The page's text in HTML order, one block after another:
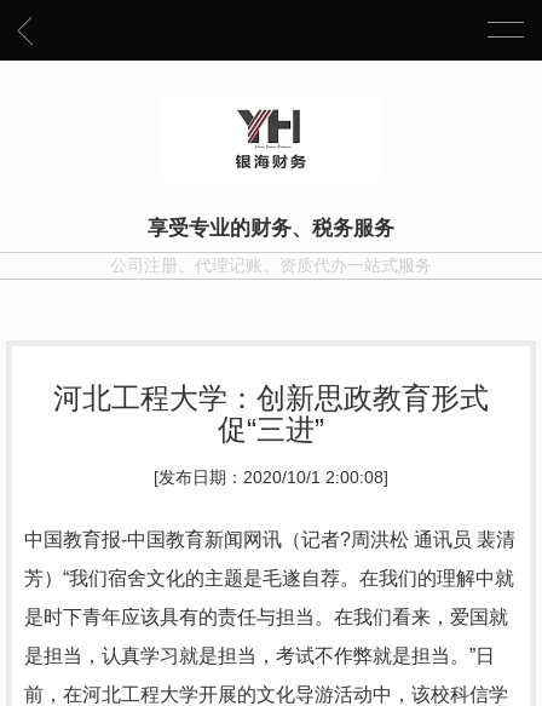
享受专业的财务、税务服务
公司注册、代理记账、资质代办一站式服务
河北工程大学：创新思政教育形式
促“三进”
[发布日期：2020/10/1 2:00:08]
中国教育报-中国教育新闻网讯（记者?周洪松 通讯员 裴清
芳）“我们宿舍文化的主题是毛遂自荐。在我们的理解中就
是时下青年应该具有的责任与担当。在我们看来，爱国就
是担当，认真学习就是担当，考试不作弊就是担当。”日
前，在河北工程大学开展的文化导游活动中，该校科信学